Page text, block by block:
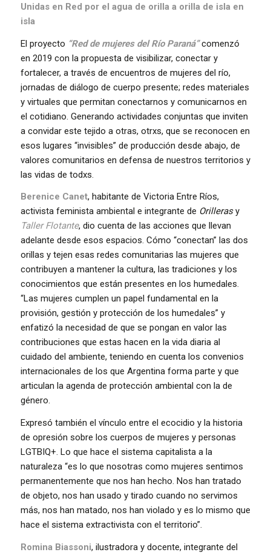
Unidas en Red por el agua de orilla a orilla de isla en
isla
El proyecto “Red de mujeres del Río Paraná”comenzó
en 2019 con la propuesta de visibilizar, conectar y
fortalecer, a través de encuentros de mujeres del río,
jornadas de diálogo de cuerpo presente; redes materiales
y virtuales que permitan conectarnos y comunicarnos en
el cotidiano. Generando actividades conjuntas que inviten
a convidar este tejido a otras, otrxs, que se reconocen en
esos lugares “invisibles” de producción desde abajo, de
valores comunitarios en defensa de nuestros territorios y
las vidas de todxs.
Berenice Canet, habitante de Victoria Entre Ríos,
activista feminista ambiental e integrante de Orillerasy
Taller Flotante, dio cuenta de las acciones que llevan
adelante desde esos espacios. Cómo “conectan” las dos
orillas y tejen esas redes comunitarias las mujeres que
contribuyen a mantener la cultura, las tradiciones y los
conocimientos que están presentes en los humedales.
“Las mujeres cumplen un papel fundamental en la
provisión, gestión y protección de los humedales” y
enfatizó la necesidad de que se pongan en valor las
contribuciones que estas hacen en la vida diaria al
cuidado del ambiente, teniendo en cuenta los convenios
internacionales de los que Argentina forma parte y que
articulan la agenda de protección ambiental con la de
género.
Expresó también el vínculo entre el ecocidio y la historia
de opresión sobre los cuerpos de mujeres y personas
LGTBIQ+. Lo que hace el sistema capitalista a la
naturaleza “es lo que nosotras como mujeres sentimos
permanentemente que nos han hecho. Nos han tratado
de objeto, nos han usado y tirado cuando no servimos
más, nos han matado, nos han violado y es lo mismo que
hace el sistema extractivista con el territorio”.
Romina Biassoni, ilustradora y docente, integrante del